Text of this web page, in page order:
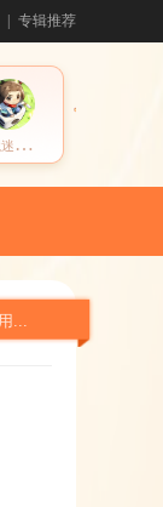
专辑推荐
魔
境迷宫大冒险